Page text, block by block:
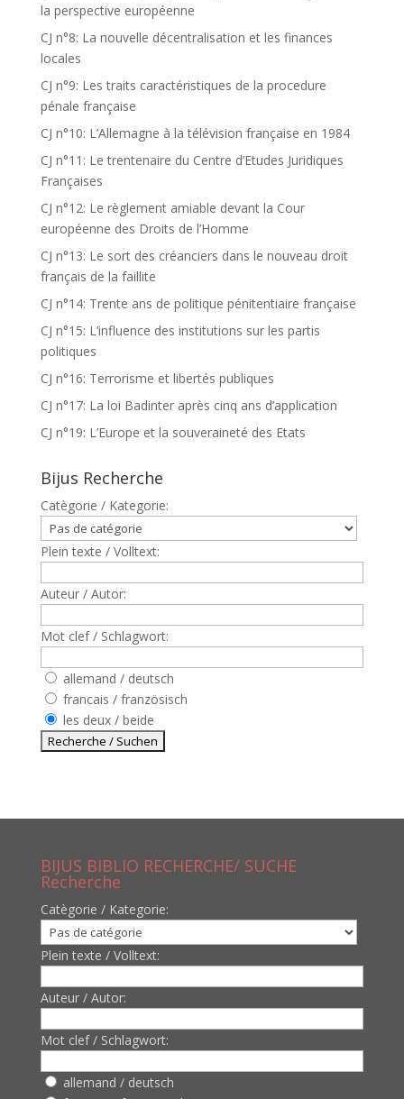
la perspective européenne
CJ n°8: La nouvelle décentralisation et les finances
locales
CJ n°9: Les traits caractéristiques de la procedure
pénale française
CJ n°10: L’Allemagne à la télévision française en 1984
CJ n°11: Le trentenaire du Centre d’Etudes Juridiques
Françaises
CJ n°12: Le règlement amiable devant la Cour
européenne des Droits de l’Homme
CJ n°13: Le sort des créanciers dans le nouveau droit
français de la faillite
CJ n°14: Trente ans de politique pénitentiaire française
CJ n°15: L’influence des institutions sur les partis
politiques
CJ n°16: Terrorisme et libertés publiques
CJ n°17: La loi Badinter après cinq ans d’application
CJ n°19: L’Europe et la souveraineté des Etats
Bijus Recherche
Catègorie / Kategorie:
Plein texte / Volltext:
Auteur / Autor:
Mot clef / Schlagwort:
allemand / deutsch
francais / französisch
les deux / beide
BIJUS BIBLIO RECHERCHE/ SUCHE
Recherche
Catègorie / Kategorie:
Plein texte / Volltext:
Auteur / Autor:
Mot clef / Schlagwort:
allemand / deutsch